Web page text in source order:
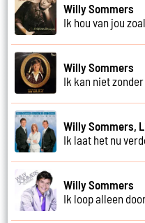
Willy Sommers
Ik hou van jou
Willy Sommers
Ik kan niet
Willy Sommers,
Ik laat het nu
Willy Sommers
Ik loop alleen